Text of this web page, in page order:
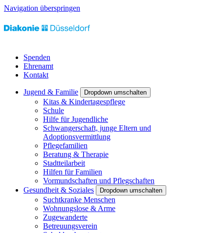
Navigation überspringen
Spenden
Ehrenamt
Kontakt
Jugend & Familie Dropdown umschalten
Kitas & Kindertagespflege
Schule
Hilfe für Jugendliche
Schwangerschaft, junge Eltern und
Adoptionsvermittlung
Pflegefamilien
Beratung & Therapie
Stadtteilarbeit
Hilfen für Familien
Vormundschaften und Pflegschaften
Gesundheit & Soziales
Dropdown umschalten
Suchtkranke Menschen
Wohnungslose & Arme
Zugewanderte
Betreuungsverein